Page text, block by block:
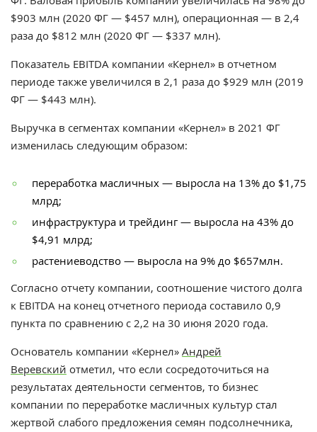
$903 млн (2020 ФГ — $457 млн), операционная — в 2,4
раза до $812 млн (2020 ФГ — $337 млн).
Показатель EBITDA компании «Кернел» в отчетном
периоде также увеличился в 2,1 раза до $929 млн (2019
ФГ — $443 млн).
Выручка в сегментах компании «Кернел» в 2021 ФГ
изменилась следующим образом:
переработка масличных — выросла на 13% до $1,75
млрд;
инфраструктура и трейдинг — выросла на 43% до
$4,91 млрд;
растениеводство — выросла на 9% до $657млн.
Согласно отчету компании, соотношение чистого долга
к EBITDA на конец отчетного периода составило 0,9
пункта по сравнению с 2,2 на 30 июня 2020 года.
Основатель компании «Кернел» Андрей
Веревский отметил, что если сосредоточиться на
результатах деятельности сегментов, то бизнес
компании по переработке масличных культур стал
жертвой слабого предложения семян подсолнечника,